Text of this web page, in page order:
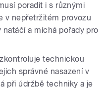
poradit i s různými
v nepřetržitém provozu
a míchá pořady pro
technickou
správné nasazení v
při údržbě techniky a je